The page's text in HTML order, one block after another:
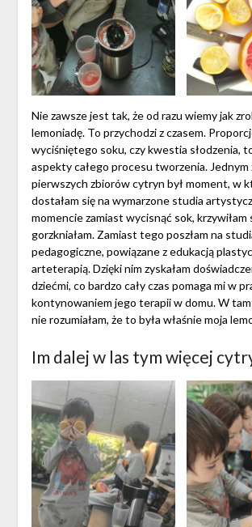
Nie zawsze jest tak, że od razu wiemy jak
lemoniadę. To przychodzi z czasem.
wyciśniętego soku, czy kwestia słodzenia,
aspekty całego procesu tworzenia. Jednym
pierwszych zbiorów cytryn był moment, w
dostałam się na wymarzone studia
momencie zamiast wycisnąć sok, krzywiłam
gorzkniałam. Zamiast tego poszłam na
pedagogiczne, powiązane z edukacją
arteterapią. Dzięki nim zyskałam
dziećmi, co bardzo cały czas pomaga mi w
kontynowaniem jego terapii w domu. W
nie rozumiałam, że to była właśnie moja
Im dalej w las tym więcej